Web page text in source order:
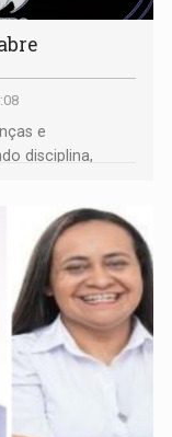
e
disciplina,